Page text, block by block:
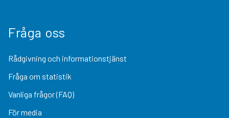
Fråga oss
Rådgivning och informationstjänst
Fråga om statistik
Vanliga frågor (FAQ)
För media